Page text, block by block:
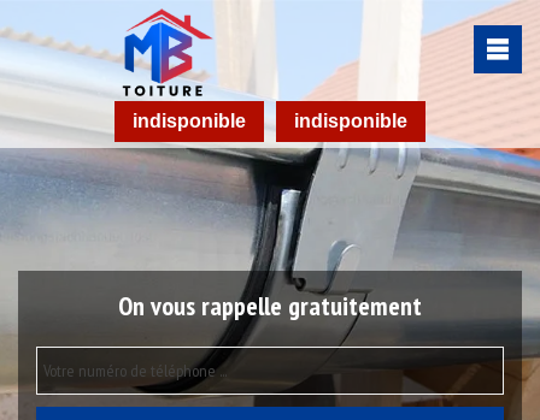
indisponible indisponible
On vous rappelle gratuitement